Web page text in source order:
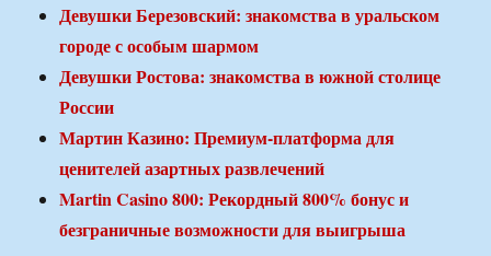
Девушки Березовский: знакомства в уральском
городе с особым шармом
Девушки Ростова: знакомства в южной столице
России
Мартин Казино: Премиум-платформа для
ценителей азартных развлечений
Martin Casino 800: Рекордный 800% бонус и
безграничные возможности для выигрыша